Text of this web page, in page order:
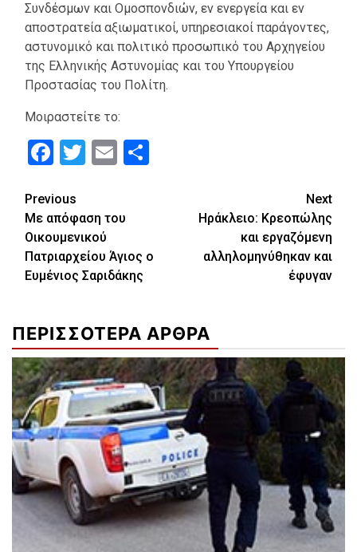
Συνδέσμων και Ομοσπονδιών, εν ενεργεία και εν
αποστρατεία αξιωματικοί, υπηρεσιακοί παράγοντες,
αστυνομικό και πολιτικό προσωπικό του Αρχηγείου
της Ελληνικής Αστυνομίας και του Υπουργείου
Προστασίας του Πολίτη.
Μοιραστείτε το:
Facebook
Twitter
Email
Continue
Reading
Previous
Mε απόφαση του
Οικουμενικού
Πατριαρχείου Άγιος ο
Ευμένιος Σαριδάκης
Next
Ηράκλειο: Κρεοπώλης
και εργαζόμενη
αλληλομηνύθηκαν και
έφυγαν
ΠΕΡΙΣΣΟΤΕΡΑ ΑΡΘΡΑ